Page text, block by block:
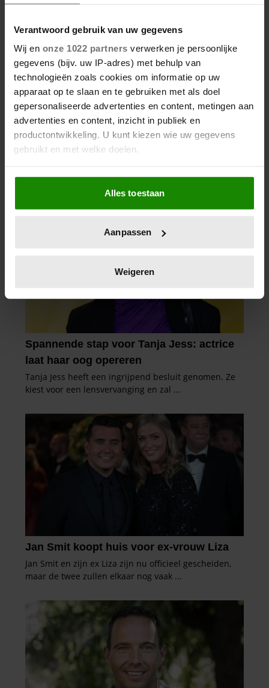
Verantwoord gebruik van uw gegevens
Wij en onze 1022 partners verwerken je persoonlijke
gegevens (bijv. uw IP-adres) met behulp van
technologieën zoals cookies om informatie op uw
apparaat op te slaan en te gebruiken met als doel
gepersonaliseerde advertenties en content, metingen aan
advertenties en content, inzicht in publiek en
productontwikkeling. U kunt kiezen wie uw gegevens
gebruikt en met welke doelen.
Als u het toestaat, willen we ook graag:
Informatie verzamelen over uw geografische
locatie, die tot een paar meter nauwkeurig kan zijn
scannen op specifieke eigenschappen (fingerprinting)
verwerkt en stel uw voorkeuren in het
intrekken in de Cookieverklaring.
We gebruiken cookies om content en advertenties te
personaliseren, om functies voor social media te bieden
en om ons websiteverkeer te analyseren. Ook delen we
informatie over uw gebruik van onze site met onze
partners voor social media, adverteren en analyse. Deze
informatie die u aan ze heeft verstrekt of die ze hebben
verzameld op basis van uw gebruik van hun services. U
gaat akkoord met onze cookies als u onze website blijft
gebruiken.
Alles toestaan
Aanpassen
Weigeren